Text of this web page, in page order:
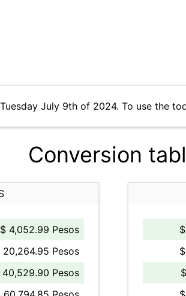
July 9th of 2024. To use the
Conversion
$ 4,052.99 Pesos
20,264.95 Pesos
40,529.90 Pesos